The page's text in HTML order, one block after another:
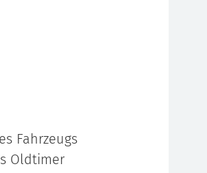
Fahrzeugs
Oldtimer